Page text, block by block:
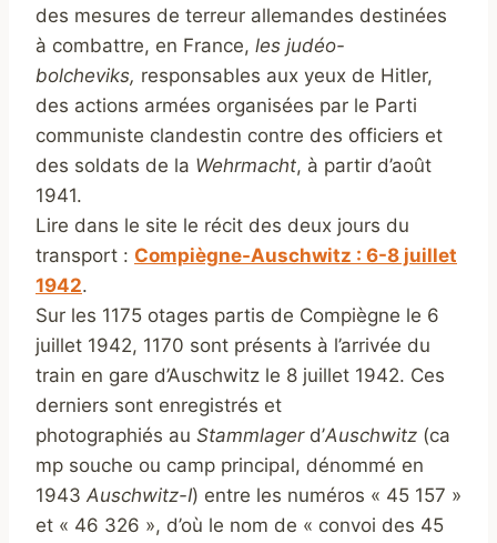
des mesures de terreur allemandes destinées
à combattre, en France, les judéo-
bolcheviks, responsables aux yeux de Hitler,
des actions armées organisées par le Parti
communiste clandestin contre des officiers et
des soldats de la Wehrmacht, à partir d’août
1941.
Lire dans le site le récit des deux jours du
transport : Compiègne-Auschwitz : 6-8 juillet
1942.
Sur les 1175 otages partis de Compiègne le 6
juillet 1942, 1170 sont présents à l’arrivée du
train en gare d’Auschwitz le 8 juillet 1942. Ces
derniers sont enregistrés et
photographiés au Stammlagerd’Auschwitz (ca
mp souche ou camp principal, dénommé en
1943 Auschwitz-I) entre les numéros « 45 157 »
et « 46 326 », d’où le nom de « convoi des 45